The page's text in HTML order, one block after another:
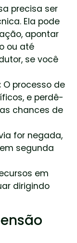
precisa ser
Ela pode
apontar
ou até
se você
O processo de
e perdê-
chances de
for negada,
segunda
em
dirigindo